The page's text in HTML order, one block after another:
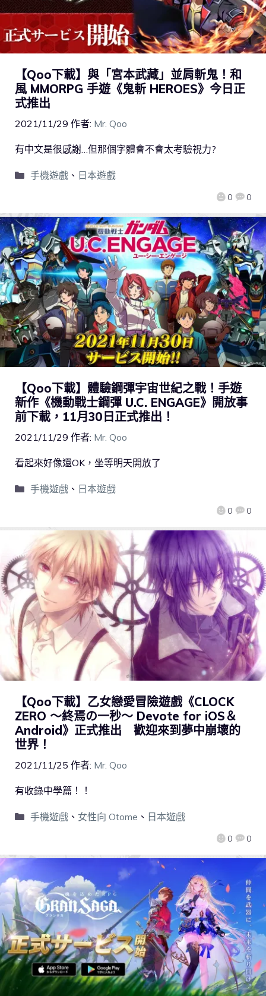
【Qoo下載】與「宮本武藏」並肩斬鬼！和
風 MMORPG 手遊《鬼斬 HEROES》今日正
式推出
2021/11/29 作者: Mr. Qoo
0 0
有中文是很感謝…但那個字體會不會太考驗視力?
手機遊戲、 日本遊戲
【Qoo下載】體驗鋼彈宇宙世紀之戰！手遊
新作《機動戰士鋼彈 U.C. ENGAGE》開放事
前下載，11月30日正式推出！
2021/11/29 作者: Mr. Qoo
0 0
看起來好像還OK，坐等明天開放了
手機遊戲、 日本遊戲
【Qoo下載】乙女戀愛冒險遊戲《CLOCK
ZERO ～終焉の一秒～ Devote for iOS＆
Android》正式推出 歡迎來到夢中崩壞的
世界！
2021/11/25 作者: Mr. Qoo
0 0
有收錄中學篇！！
手機遊戲、 女性向 Otome 、 日本遊戲